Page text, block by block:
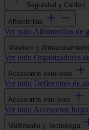
Seguridad y Confort
Alfombrillas
Ver todo Alfombrillas de
Maletero y
Ver todo Organizadores
Accesorios exteriores
Ver todo Deflectores de
Accesorios interiores
Ver todo Accesorios
Multimedia y Tecnología